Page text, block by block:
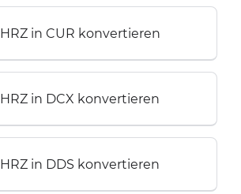
HRZ in CUR konvertieren
HRZ in DCX konvertieren
HRZ in DDS konvertieren